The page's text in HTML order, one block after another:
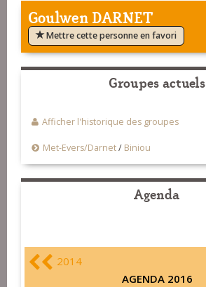
Goulwen DARNET
Mettre cette personne en favori
Groupes actuels
Afficher l'historique des groupes
Met-Evers/Darnet/ Biniou
Agenda
2014
AGENDA 2016